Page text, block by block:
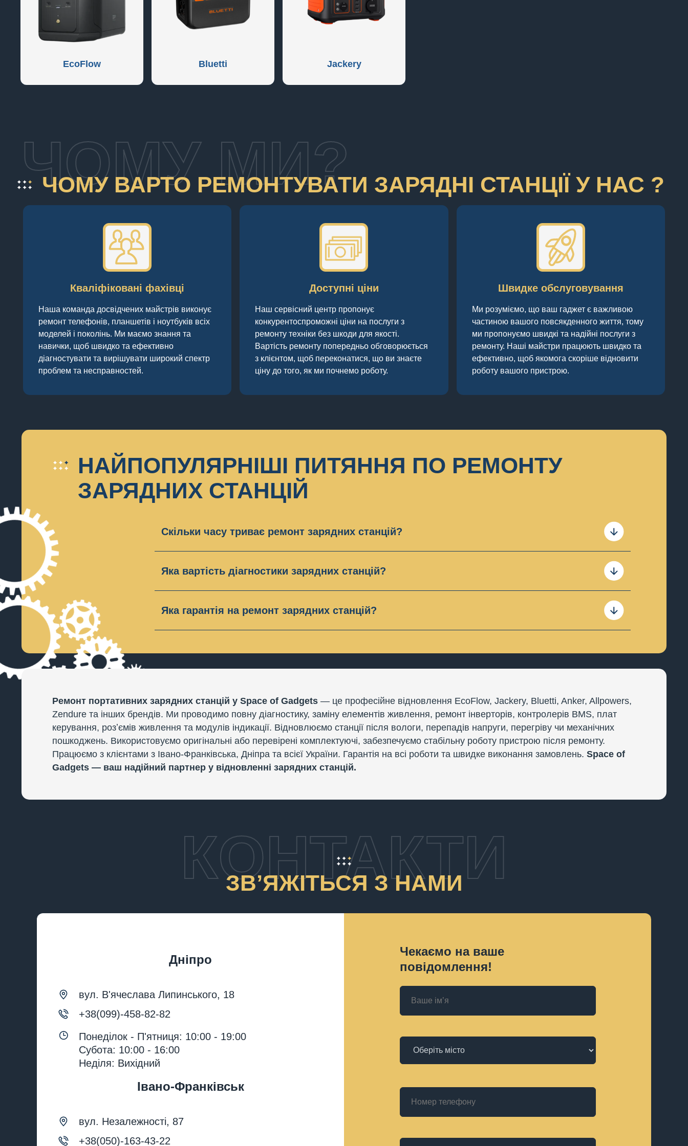
EcoFlow Bluetti Jackery
ЧОМУ МИ?
ЧОМУ ВАРТО РЕМОНТУВАТИ ЗАРЯДНІ СТАНЦІЇ У НАС ?
Кваліфіковані фахівці
Наша команда досвідчених майстрів виконує
ремонт телефонів, планшетів і ноутбуків всіх
моделей і поколінь. Ми маємо знання та
навички, щоб швидко та ефективно
діагностувати та вирішувати широкий спектр
проблем та несправностей.
Доступні ціни
Наш сервісний центр пропонує
конкурентоспроможні ціни на послуги з
ремонту техніки без шкоди для якості.
Вартість ремонту попередньо обговорюється
з клієнтом, щоб переконатися, що ви знаєте
ціну до того, як ми почнемо роботу.
Швидке обслуговування
Ми розуміємо, що ваш гаджет є важливою
частиною вашого повсякденного життя, тому
ми пропонуємо швидкі та надійні послуги з
ремонту. Наші майстри працюють швидко та
ефективно, щоб якомога скоріше відновити
роботу вашого пристрою.
НАЙПОПУЛЯРНІШІ ПИТЯННЯ ПО РЕМОНТУ
ЗАРЯДНИХ СТАНЦІЙ
Скільки часу триває ремонт зарядних станцій?
Діагностика і ремонт зарядних станцій зазвичай займає 2 – 4 дні
Яка вартість діагностики зарядних станцій?
Сервісний центр Space of Gadgets безкоштовно продіагностує Ваш пристрій та за результатами
Яка гарантія на ремонт зарядних станцій?
Ми надаємо гарантію від 3 до 6 місяців.
Ремонт портативних зарядних станцій у Space of Gadgets — це професійне відновлення EcoFlow, Jackery, Bluetti, Anker, Allpowers,
Zendure та інших брендів. Ми проводимо повну діагностику, заміну елементів живлення, ремонт інверторів, контролерів BMS, плат
керування, розʼємів живлення та модулів індикації. Відновлюємо станції після вологи, перепадів напруги, перегріву чи механічних
пошкоджень. Використовуємо оригінальні або перевірені комплектуючі, забезпечуємо стабільну роботу пристрою після ремонту.
Працюємо з клієнтами з Івано-Франківська, Дніпра та всієї України. Гарантія на всі роботи та швидке виконання замовлень. Space of
Gadgets — ваш надійний партнер у відновленні зарядних станцій.
КОНТАКТИ
ЗВʼЯЖІТЬСЯ З НАМИ
Дніпро
вул. В'ячеслава Липинського, 18
+38(099)-458-82-82
Понеділок - П'ятниця: 10:00 - 19:00
Субота: 10:00 - 16:00
Неділя: Вихідний
Івано-Франківськ
вул. Незалежності, 87
+38(050)-163-43-22
Чекаємо на ваше
повідомлення!